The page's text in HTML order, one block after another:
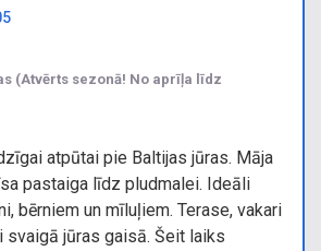
(Atvērts sezonā! No aprīļa līdz
atpūtai pie Baltijas jūras. Māja
pastaiga līdz pludmalei. Ideāli
bērniem un mīluļiem. Terase, vakari
svaigā jūras gaisā. Šeit laiks